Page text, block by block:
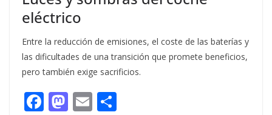
eléctrico
Entre la reducción de emisiones, el coste de las baterías y
las dificultades de una transición que promete beneficios,
pero también exige sacrificios.
F M E